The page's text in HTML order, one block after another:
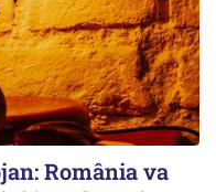
România va